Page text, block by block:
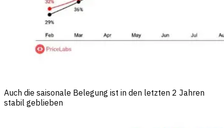
Auch die saisonale Belegung ist in den letzten 2 Jahren
stabil geblieben